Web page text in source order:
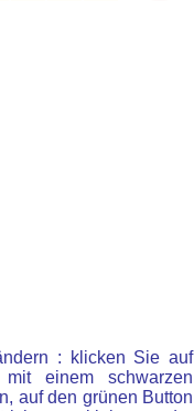
: klicken Sie auf
einem schwarzen
auf den grünen Button